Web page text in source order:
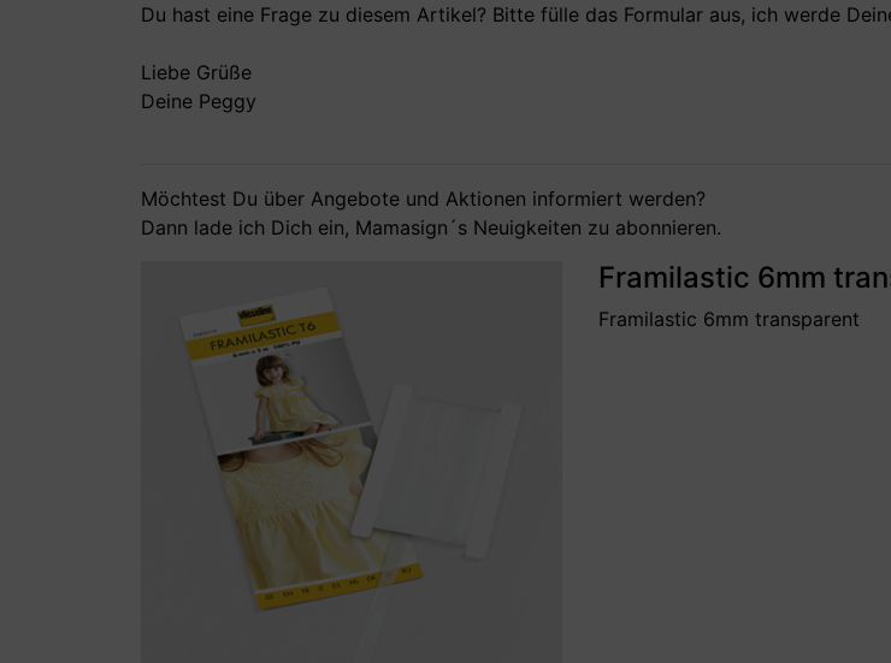
Du hast eine Frage zu diesem Artikel? Bitte fülle das Formular aus, ich werde
Liebe Grüße
Deine Peggy
Möchtest Du über Angebote und Aktionen informiert werden?
Dann lade ich Dich ein, Mamasign´s Neuigkeiten zu abonnieren.
Framilastic 6mm
Framilastic 6mm transparent